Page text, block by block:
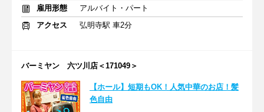
雇用形態
アルバイト・パート
アクセス
弘明寺駅 車2分
バーミヤン 六ツ川店＜171049＞
【ホール】短期もOK！人気中華のお店！髪
色自由